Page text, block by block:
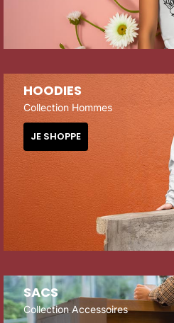
HOODIES
Collection Hommes
JE SHOPPE
SACS
Collection Accessoires